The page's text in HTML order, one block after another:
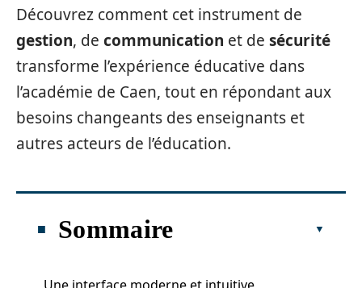
Découvrez comment cet instrument de
gestion, de communication et de sécurité
transforme l’expérience éducative dans
l’académie de Caen, tout en répondant aux
besoins changeants des enseignants et
autres acteurs de l’éducation.
Sommaire
Une interface moderne et intuitive